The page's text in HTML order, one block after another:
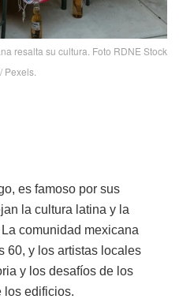
resalta su cultura. Foto RDNE Stock
Pexels.
es famoso por sus
la cultura latina y la
comunidad mexicana
60, y los artistas locales
y los desafíos de los
los edificios.